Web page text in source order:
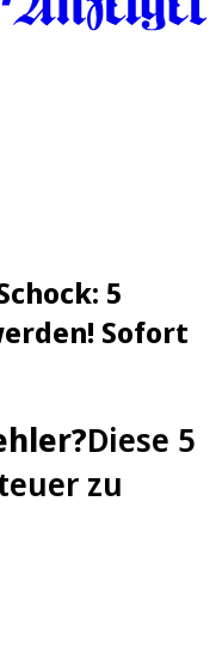
5
Sofort
Diese 5
zu